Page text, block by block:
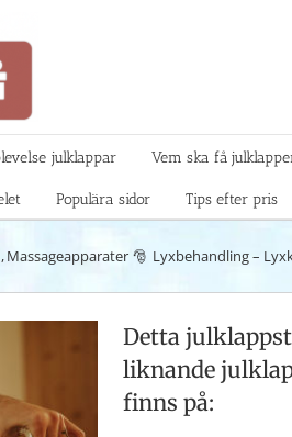
julklappar Vem ska få
Populära sidor Tips efter pris
Massageapparater Lyxbehandling –
Detta
liknande
finns på: